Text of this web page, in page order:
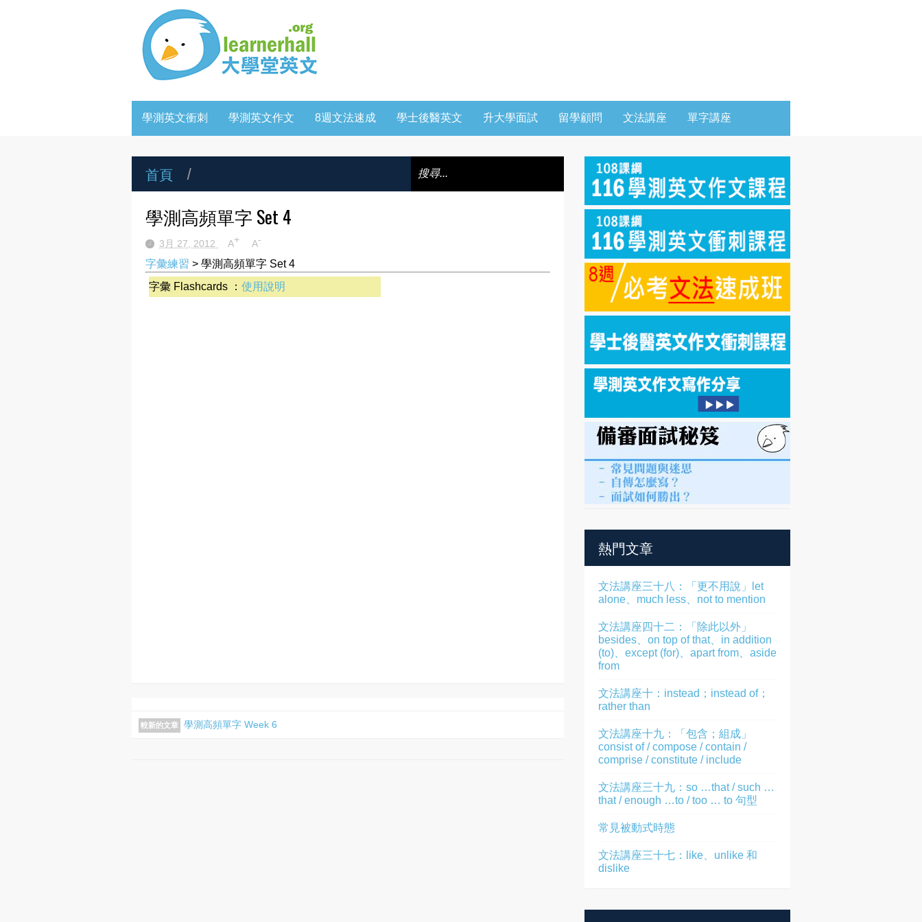
學測英文衝刺 學測英文作文 8週文法速成 學士後醫英文 升大學面試 留學顧問 文法講座 單字講座
首頁 /
學測高頻單字 Set 4
3月 27, 2012 A+ A-
字彙練習 > 學測高頻單字 Set 4
字彙 Flashcards ： 使用說明
較新的文章 學測高頻單字 Week 6
熱門文章
文法講座三十八：「更不用說」let
alone、much less、not to mention
文法講座四十二：「除此以外」
besides、on top of that、in addition
(to)、except (for)、apart from、aside
from
文法講座十：instead；instead of；
rather than
文法講座十九：「包含；組成」
consist of / compose / contain /
comprise / constitute / include
文法講座三十九：so …that / such …
that / enough …to / too … to 句型
常見被動式時態
文法講座三十七：like、unlike 和
dislike